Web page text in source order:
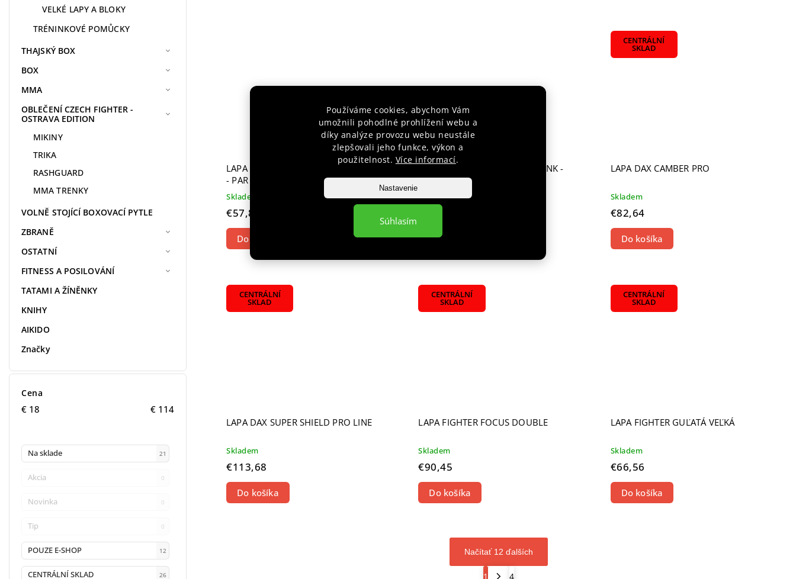
Používáme cookies, abychom Vám
umožnili pohodlné prohlížení webu a
díky analýze provozu webu neustále
zlepšovali jeho funkce, výkon a
použitelnost. Více informací.
Nastavenie
Súhlasím
VELKÉ LAPY A BLOKY
TRÉNINKOVÉ POMŮCKY
THAJSKÝ BOX
BOX
MMA
OBLEČENÍ CZECH FIGHTER -
OSTRAVA EDITION
MIKINY
TRIKA
RASHGUARD
MMA TRENKY
VOLNĚ STOJÍCÍ BOXOVACÍ PYTLE
ZBRANĚ
OSTATNÍ
FITNESS A POSILOVÁNÍ
TATAMI A ŽÍNĚNKY
KNIHY
AIKIDO
Značky
Cena
€ 18 € 114
Na sklade 21
Akcia 0
Novinka 0
Tip 0
POUZE E-SHOP 12
CENTRÁLNÍ SKLAD 26
LAPA ADIDAS SPEED COACH NEON
- PAR
Skladem
€57,83
Do košíka
LAPA ADIDAS SPEED COACH PINK -
PAR
Skladem
Do košíka
CENTRÁLNÍ
SKLAD
LAPA DAX CAMBER PRO
Skladem
€82,64
Do košíka
CENTRÁLNÍ
SKLAD
LAPA DAX SUPER SHIELD PRO LINE
Skladem
€113,68
Do košíka
CENTRÁLNÍ
SKLAD
LAPA FIGHTER FOCUS DOUBLE
Skladem
€90,45
Do košíka
CENTRÁLNÍ
SKLAD
LAPA FIGHTER GUĽATÁ VEĽKÁ
Skladem
€66,56
Do košíka
Načítať 12 ďalších
1 4